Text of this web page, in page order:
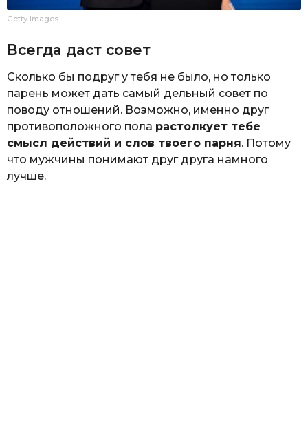
Getty Images
Всегда даст совет
Сколько бы подруг у тебя не было, но только
парень может дать самый дельный совет по
поводу отношений. Возможно, именно друг
противоположного пола растолкует тебе
смысл действий и слов твоего парня. Потому
что мужчины понимают друг друга намного
лучше.